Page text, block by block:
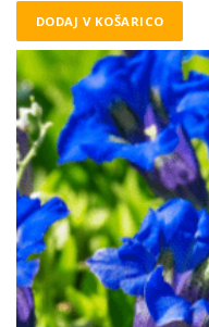
DODAJ V KOŠARICO